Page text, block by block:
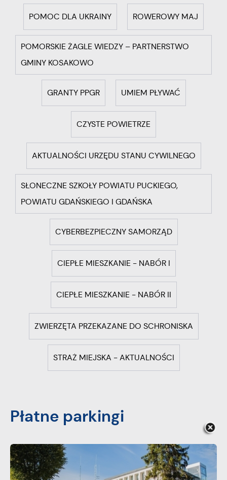
POMOC DLA UKRAINY ROWEROWY MAJ
POMORSKIE ŻAGLE WIEDZY – PARTNERSTWO
GMINY KOSAKOWO
GRANTY PPGR UMIEM PŁYWAĆ
CZYSTE POWIETRZE
AKTUALNOŚCI URZĘDU STANU CYWILNEGO
SŁONECZNE SZKOŁY POWIATU PUCKIEGO,
POWIATU GDAŃSKIEGO I GDAŃSKA
CYBERBEZPIECZNY SAMORZĄD
CIEPŁE MIESZKANIE - NABÓR I
CIEPŁE MIESZKANIE - NABÓR II
ZWIERZĘTA PRZEKAZANE DO SCHRONISKA
STRAŻ MIEJSKA - AKTUALNOŚCI
Płatne parkingi